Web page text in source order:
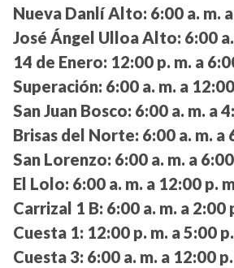
Nueva Danlí Alto: 6:00 a. m.
José Ángel Ulloa Alto: 6:00
14 de Enero: 12:00 p. m. a
Superación: 6:00 a. m. a
San Juan Bosco: 6:00 a. m. a
Brisas del Norte: 6:00 a. m. a
San Lorenzo: 6:00 a. m. a
El Lolo: 6:00 a. m. a 12:00 p.
Carrizal 1 B: 6:00 a. m. a 2:00
Cuesta 1: 12:00 p. m. a 5:00
Cuesta 3: 6:00 a. m. a 12:00